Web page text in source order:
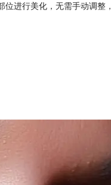
进行美化，无需手动调整